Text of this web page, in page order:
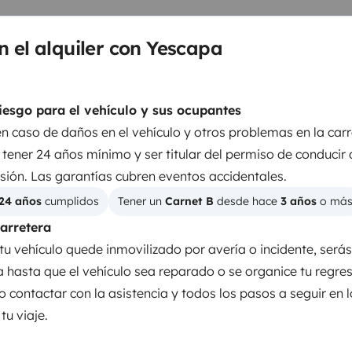
el alquiler con Yescapa
para el vehículo y sus ocupantes
caso de daños en el vehículo y otros problemas en la
24 años mínimo y ser titular del permiso de conducir
Las garantías cubren eventos accidentales.
años cumplidos Tener un Carnet B desde hace 3 años o más
vehículo quede inmovilizado por avería o incidente,
hasta que el vehículo sea reparado o se organice tu
contactar con la asistencia y todos los pasos a seguir en
viaje.
y Apple CarPlay.
sartén, platos, vasos, tabla
almohadas.
(con suplemento)
se cobrará un
Kit de vajilla
Dirección asistida
Cámara de marcha atrás